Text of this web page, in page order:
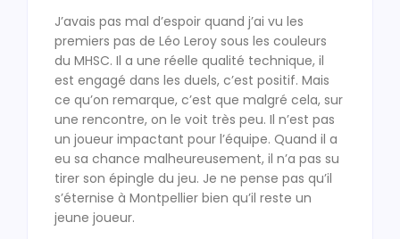
J’avais pas mal d’espoir quand j’ai vu les
premiers pas de Léo Leroy sous les couleurs
du MHSC. Il a une réelle qualité technique, il
est engagé dans les duels, c’est positif. Mais
ce qu’on remarque, c’est que malgré cela, sur
une rencontre, on le voit très peu. Il n’est pas
un joueur impactant pour l’équipe. Quand il a
eu sa chance malheureusement, il n’a pas su
tirer son épingle du jeu. Je ne pense pas qu’il
s’éternise à Montpellier bien qu’il reste un
jeune joueur.